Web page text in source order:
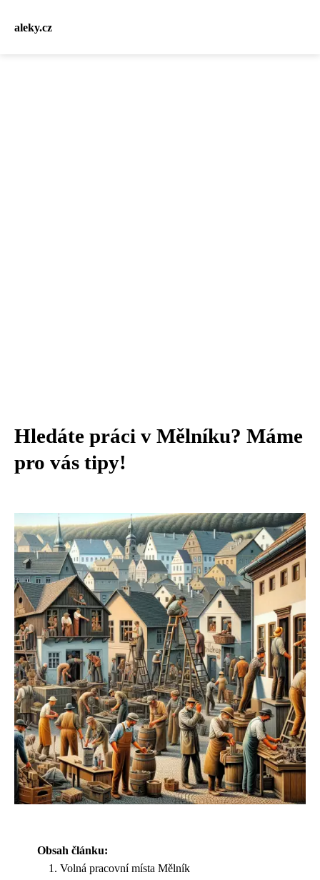
aleky.cz
Hledáte práci v Mělníku? Máme
pro vás tipy!
Obsah článku:
Volná pracovní místa Mělník